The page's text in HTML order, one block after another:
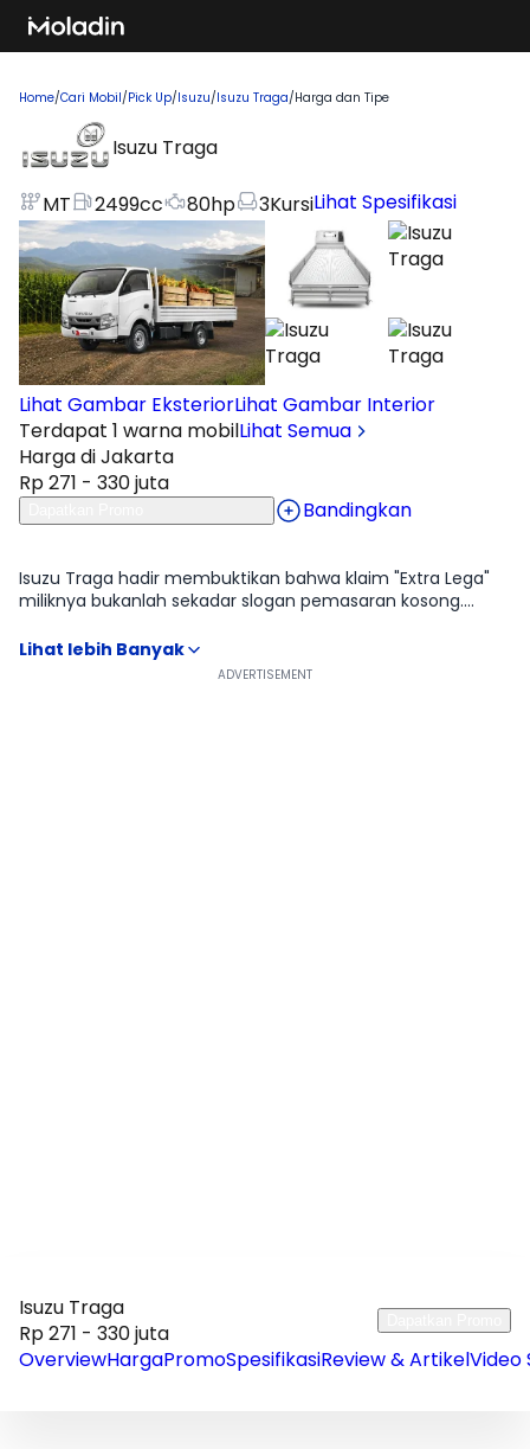
Home/Cari Mobil/Pick Up/Isuzu/Isuzu Traga/Harga dan Tipe
Isuzu Traga
MT 2499cc 80hp 3KursiLihat Spesifikasi
Lihat Gambar EksteriorLihat Gambar Interior
Terdapat 1 warna mobilLihat Semua
Harga di Jakarta
Rp 271 - 330 juta
Bandingkan
Isuzu Traga hadir membuktikan bahwa klaim "Extra Lega"
miliknya bukanlah sekadar slogan pemasaran kosong.
meminjam jantung pacu legendaris milik Isuzu Panther
(4JA1-L) yang sudah tersohor di seantero negeri akan
Isuzu Traga
Rp 271 - 330 juta
OverviewHargaPromoSpesifikasiReview & ArtikelVideo